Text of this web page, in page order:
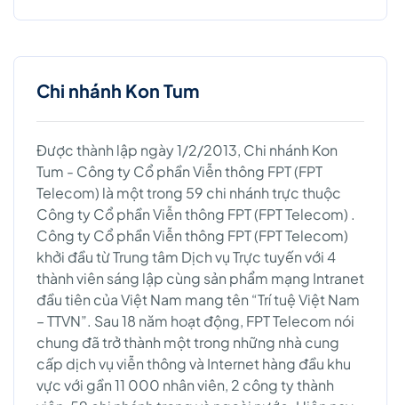
Chi nhánh Kon Tum
Được thành lập ngày 1/2/2013, Chi nhánh Kon
Tum - Công ty Cổ phần Viễn thông FPT (FPT
Telecom) là một trong 59 chi nhánh trực thuộc
Công ty Cổ phần Viễn thông FPT (FPT Telecom) .
Công ty Cổ phần Viễn thông FPT (FPT Telecom)
khởi đầu từ Trung tâm Dịch vụ Trực tuyến với 4
thành viên sáng lập cùng sản phẩm mạng Intranet
đầu tiên của Việt Nam mang tên “Trí tuệ Việt Nam
– TTVN”. Sau 18 năm hoạt động, FPT Telecom nói
chung đã trở thành một trong những nhà cung
cấp dịch vụ viễn thông và Internet hàng đầu khu
vực với gần 11 000 nhân viên, 2 công ty thành